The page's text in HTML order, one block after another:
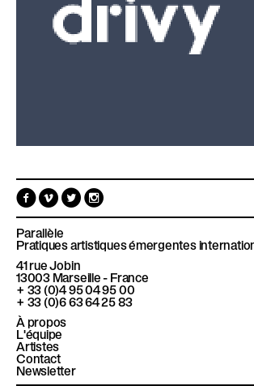
F
a
c
e
b
o
o
k
V
i
m
e
o
T
w
i
t
e
s
a
g
a
m
Parallèle
Pratiques artistiques émergentes
41 rue Jobin
13003 Marseille - France
+ 33 (0)4 95 04 95 00
+ 33 (0)6 63 64 25 83
À propos
L'équipe
Artistes
Contact
Newsletter